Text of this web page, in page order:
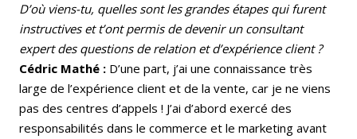
D’où viens-tu, quelles sont les grandes étapes qui furent
instructives et t’ont permis de devenir un consultant
expert des questions de relation et d’expérience client ?
Cédric Mathé : D’une part, j’ai une connaissance très
large de l’expérience client et de la vente, car je ne viens
pas des centres d’appels ! J’ai d’abord exercé des
responsabilités dans le commerce et le marketing avant